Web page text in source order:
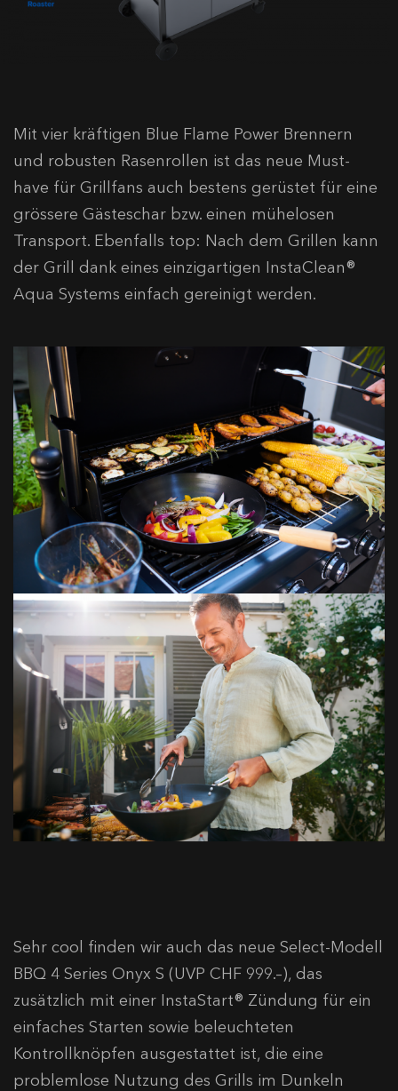
Mit vier kräftigen Blue Flame Power Brennern
und robusten Rasenrollen ist das neue Must-
have für Grillfans auch bestens gerüstet für eine
grössere Gästeschar bzw. einen mühelosen
Transport. Ebenfalls top: Nach dem Grillen kann
der Grill dank eines einzigartigen InstaClean®
Aqua Systems einfach gereinigt werden.
Sehr cool finden wir auch das neue Select-Modell
BBQ 4 Series Onyx S (UVP CHF 999.–), das
zusätzlich mit einer InstaStart® Zündung für ein
einfaches Starten sowie beleuchteten
Kontrollknöpfen ausgestattet ist, die eine
problemlose Nutzung des Grills im Dunkeln